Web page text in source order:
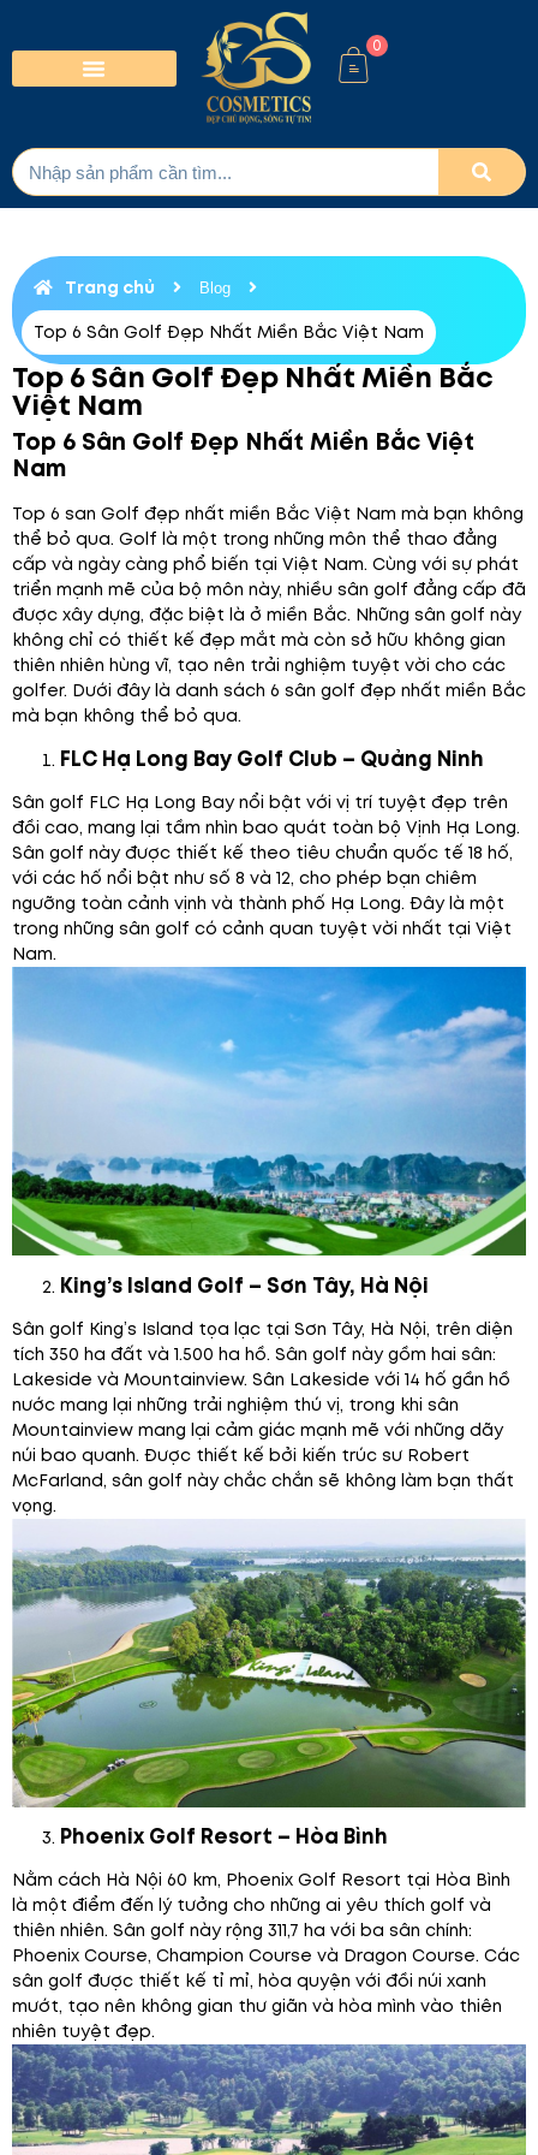
0
Trang chủ Blog
Top 6 Sân Golf Đẹp Nhất Miền Bắc Việt Nam
Top 6 Sân Golf Đẹp Nhất Miền Bắc
Việt Nam
Top 6 Sân Golf Đẹp Nhất Miền Bắc Việt
Nam
Top 6 san Golf đẹp nhất miền Bắc Việt Nam mà bạn không
thể bỏ qua. Golf là một trong những môn thể thao đẳng
cấp và ngày càng phổ biến tại Việt Nam. Cùng với sự phát
triển mạnh mẽ của bộ môn này, nhiều sân golf đẳng cấp đã
được xây dựng, đặc biệt là ở miền Bắc. Những sân golf này
không chỉ có thiết kế đẹp mắt mà còn sở hữu không gian
thiên nhiên hùng vĩ, tạo nên trải nghiệm tuyệt vời cho các
golfer. Dưới đây là danh sách 6 sân golf đẹp nhất miền Bắc
mà bạn không thể bỏ qua.
FLC Hạ Long Bay Golf Club – Quảng Ninh
Sân golf FLC Hạ Long Bay nổi bật với vị trí tuyệt đẹp trên
đồi cao, mang lại tầm nhìn bao quát toàn bộ Vịnh Hạ Long.
Sân golf này được thiết kế theo tiêu chuẩn quốc tế 18 hố,
với các hố nổi bật như số 8 và 12, cho phép bạn chiêm
ngưỡng toàn cảnh vịnh và thành phố Hạ Long. Đây là một
trong những sân golf có cảnh quan tuyệt vời nhất tại Việt
Nam.
King’s Island Golf – Sơn Tây, Hà Nội
Sân golf King’s Island tọa lạc tại Sơn Tây, Hà Nội, trên diện
tích 350 ha đất và 1.500 ha hồ. Sân golf này gồm hai sân:
Lakeside và Mountainview. Sân Lakeside với 14 hố gần hồ
nước mang lại những trải nghiệm thú vị, trong khi sân
Mountainview mang lại cảm giác mạnh mẽ với những dãy
núi bao quanh. Được thiết kế bởi kiến trúc sư Robert
McFarland, sân golf này chắc chắn sẽ không làm bạn thất
vọng.
Phoenix Golf Resort – Hòa Bình
Nằm cách Hà Nội 60 km, Phoenix Golf Resort tại Hòa Bình
là một điểm đến lý tưởng cho những ai yêu thích golf và
thiên nhiên. Sân golf này rộng 311,7 ha với ba sân chính:
Phoenix Course, Champion Course và Dragon Course. Các
sân golf được thiết kế tỉ mỉ, hòa quyện với đồi núi xanh
mướt, tạo nên không gian thư giãn và hòa mình vào thiên
nhiên tuyệt đẹp.